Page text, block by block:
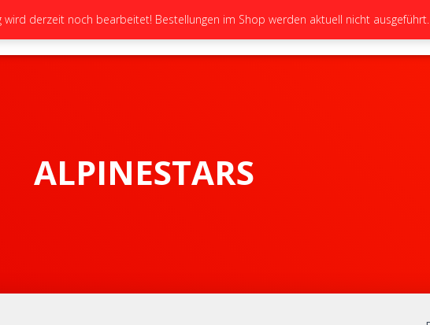
STARTSEITE NEUIGKEITEN GALERIE TEAM TUNING
ALPINESTARS
wird derzeit noch bearbeitet! Bestellungen im Shop werden aktuell nicht ausgeführt.